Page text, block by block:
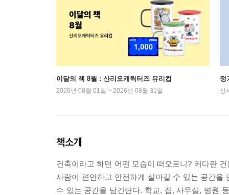
이달의 책 8월 : 산리오캐릭터즈 유리컵
2026년 08월 01일 ~ 2026년 08월 31일
정
상
책소개
건축이라고 하면 어떤 모습이 떠오르니? 커다란
사람이 편안하고 안전하게 살아갈 수 있는 공간을
수 있는 공간을 남긴단다. 학교, 집, 사무실, 병원